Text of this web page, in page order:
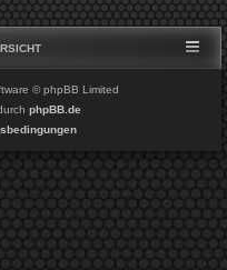
© phpBB Limited
phpBB.de